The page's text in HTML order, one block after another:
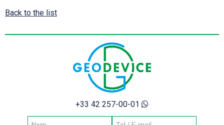
Back to the list
+33 42 257-00-01